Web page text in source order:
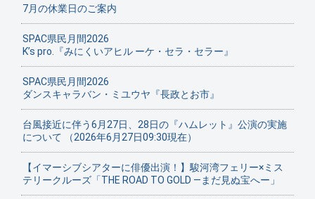
7月の休業日のご案内
SPAC県民月間2026
K’s pro.『みにくいアヒル ーケ・セラ・セラー』
SPAC県民月間2026
ダンスキャラバン・ミユウヤ『長政とお市』
台風接近に伴う6月27日、28日の『ハムレット』公演の実施
について （2026年6月27日09:30現在）
【イマーシブシアターに俳優出演！】駿河湾フェリー×ミス
テリークルーズ「THE ROAD TO GOLD ―まだ見ぬ宝へー」